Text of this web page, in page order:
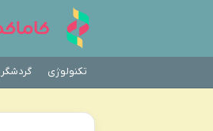
تکنولوژی